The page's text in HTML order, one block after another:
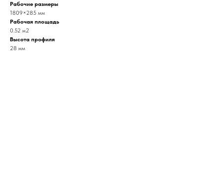
Рабочие размеры
1809×285 мм
Рабочая площадь
0.52 м2
Высота профиля
28 мм